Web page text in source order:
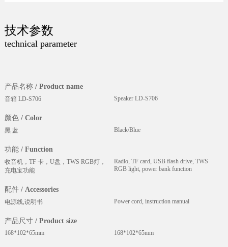
技术参数
technical parameter
产品名称 / Product name
音箱 LD-S706 Speaker LD-S706
颜色 / Color
黑 蓝 Black/Blue
功能 / Function
收音机，TF 卡，U盘，TWS RGB灯，
充电宝功能
Radio, TF card, USB flash drive, TWS
RGB light, power bank function
配件 / Accessories
电源线,说明书 Power cord, instruction manual
产品尺寸 / Product size
168*102*65mm 168*102*65mm